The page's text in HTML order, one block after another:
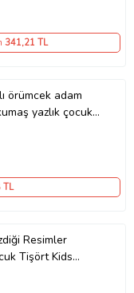
341,21 TL
örümcek adam
yazlık çocuk
TL
Resimler
Tişört Kids